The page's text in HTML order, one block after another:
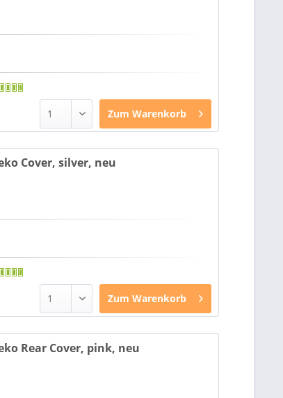
Zum Warenkorb
Cover, silver, neu
Zum Warenkorb
Rear Cover, pink, neu